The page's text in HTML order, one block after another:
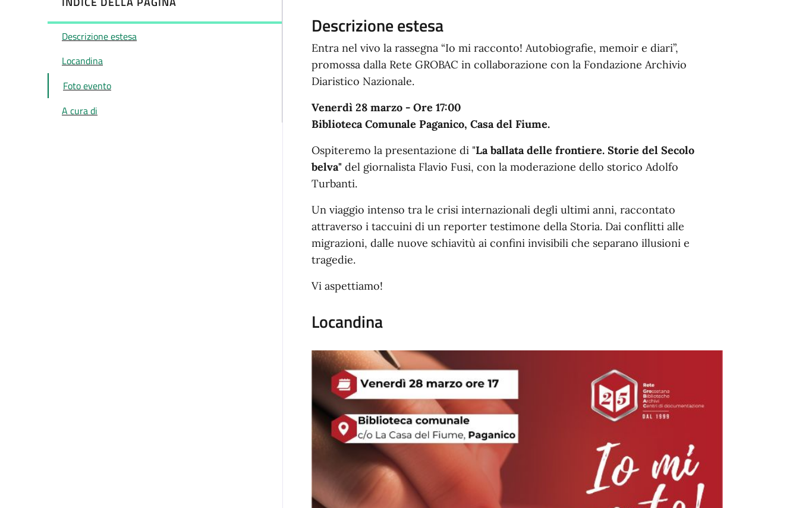
Descrizione estesa
Locandina
Foto evento
A cura di
Descrizione estesa
Entra nel vivo la rassegna “Io mi racconto! Autobiografie, memoir e diari”,
promossa dalla Rete GROBAC in collaborazione con la Fondazione Archivio
Diaristico Nazionale.
Venerdì 28 marzo - Ore 17:00
Biblioteca Comunale Paganico, Casa del Fiume.
Ospiteremo la presentazione di "La ballata delle frontiere. Storie del Secolo
belva" del giornalista Flavio Fusi, con la moderazione dello storico Adolfo
Turbanti.
Un viaggio intenso tra le crisi internazionali degli ultimi anni, raccontato
attraverso i taccuini di un reporter testimone della Storia. Dai conflitti alle
migrazioni, dalle nuove schiavitù ai confini invisibili che separano illusioni e
tragedie.
Vi aspettiamo!
Locandina